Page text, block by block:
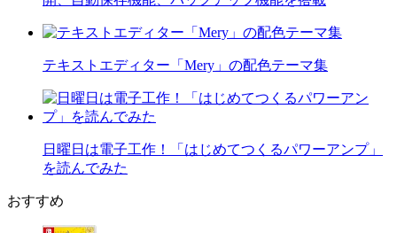
テキストエディター「Mery」の配色テーマ集
日曜日は電子工作！「はじめてつくるパワーアンプ」
を読んでみた
おすすめ